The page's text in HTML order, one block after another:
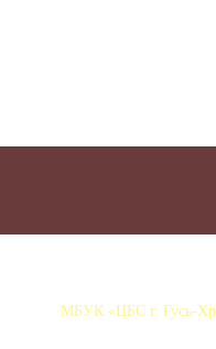
МБУК «ЦБС г. Гусь-